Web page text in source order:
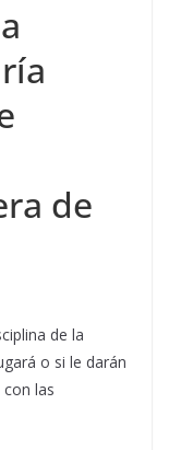
de
de la
o si le darán
las